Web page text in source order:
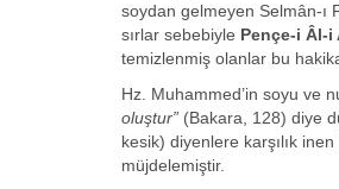
soydan gelmeyen Selmân-ı
sırlar sebebiyle Pençe-i Âl-i
temizlenmiş olanlar bu
Hz. Muhammed’in soyu ve
oluştur” (Bakara, 128) diye
kesik) diyenlere karşılık
müjdelemiştir.